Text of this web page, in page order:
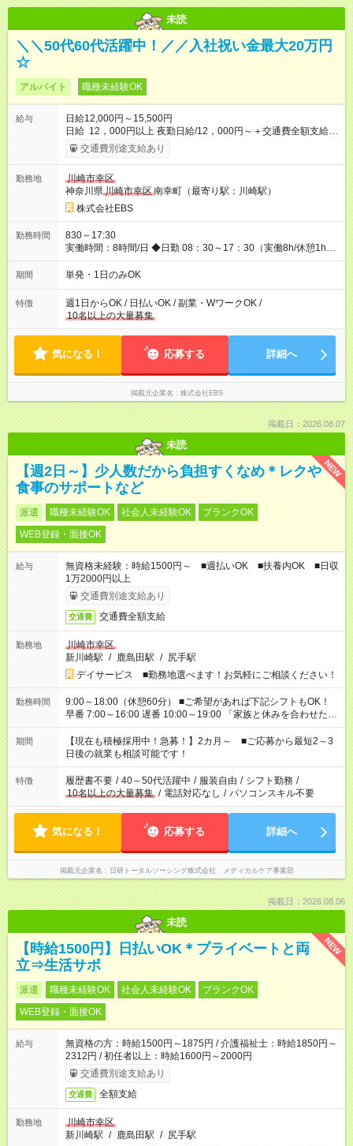
未読
＼＼50代60代活躍中！／／入社祝い金最大20万円
☆
アルバイト 職種未経験OK
給与
日給12,000円～15,500円
日給 12，000円以上 夜勤日給/12，000円～＋交通費全額支給 ◆
スタートダッシュに 入社祝金最大200，000円を支給！ 研修手
当(法定研修20時間)：時給1225円×20時間＝24，500円を支給！
共交通機関を利用の履歴を提出で、交通費全額支給！ 自動車通
勤・バイク通勤もOK ◆日当保証 たとえ仕事が1時間で終わって
も 日当は全額お支払いします！ 業者さんと協力し合って、早く
仕事を終えるほど、お得……！ ◆その他 資格応援手当・隊長手
当等 アルバイトから社員雇用までのキャリアアップを楽しめ
るスキームをご用意しております☆ 【試用期間】試用期間なし
交通費別途支給あり
勤務地
川崎市幸区
神奈川県川崎市幸区南幸町（最寄り駅：川崎駅）
株式会社EBS
勤務時間
830～17:30
実働時間：8時間/日 ◆日勤 08：30～17：30（実働8h/休憩1h）
◆夜勤 20：30～翌05：30（実働8h/休憩1h） ※勤務地により勤
務時間は多少変動あり ◆希望のシフトで働ける！ 希望の勤務日
夜勤・深夜・早朝のお仕事もございます
期間 単発・1日のみOK
特徴
週1日からOK / 日払いOK / 副業・WワークOK /
10名以上の大量募集
気になる！ 応募する 詳細へ
掲載元企業名 株式会社EBS
掲載日：2026.08.07
未読
NEW
【週2日～】少人数だから負担すくなめ＊レクや
食事のサポートなど
派遣 職種未経験OK 社会人未経験OK
ブランクOK
WEB登録・面接OK
給与
無資格未経験：時給1500円～ ■週払いOK ■扶養内OK ■日収
1万2000円以上
交通費別途支給あり
交通費 交通費全額支給
勤務地
川崎市幸区
新川崎駅 / 鹿島田駅 / 尻手駅
デイサービス ■勤務地選べます！お気軽にご相談ください！
勤務時間
9:00～18:00（休憩60分） ■ご希望があれば下記シフトもOK！
早番 7:00～16:00 遅番 10:00～19:00 「家族と休みを合わせた
い」 「余裕を持って夕飯の準備がしたい」 「できれば残業はし
たくない」 など、ご希望を教えてくださいね。 ※Wワーク希望
の方へ 今ご覧のお仕事で希望する勤務時間と、もう1つのお仕事
の勤務時間。 合計で週40時間を超える場合は応募できません。
期間
【現在も積極採用中！急募！】2カ月～ ■ご応募から最短2～3
日後の就業も相談可能です！
特徴 履歴書不要 / 40～50代活躍中 / 服装自由 / シフト勤務 /
10名以上の大量募集 / 電話対応なし / パソコンスキル不要
気になる！ 応募する 詳細へ
掲載元企業名 日研トータルソーシング株式会社 メディカルケア事業部
掲載日：2026.08.06
未読
NEW
【時給1500円】日払いOK＊プライベートと両
立⇒生活サポ
派遣 職種未経験OK 社会人未経験OK
ブランクOK
WEB登録・面接OK
給与
無資格の方：時給1500円～1875円 / 介護福祉士：時給1850円～
2312円 / 初任者以上：時給1600円～2000円
交通費別途支給あり
交通費 全額支給
勤務地
川崎市幸区
新川崎駅 / 鹿島田駅 / 尻手駅